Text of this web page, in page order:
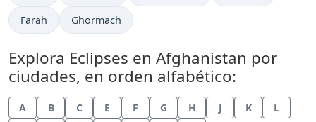
Farah Ghormach
Explora Eclipses en Afghanistan por
ciudades, en orden alfabético:
A B C E F G H J K
L